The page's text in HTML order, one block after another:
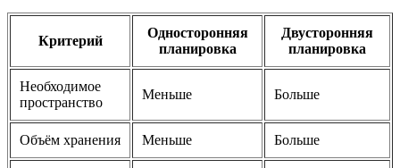
Критерий
Односторонняя
планировка
Двусторонняя
планировка
Необходимое
пространство
Меньше Больше
Объём хранения Меньше Больше